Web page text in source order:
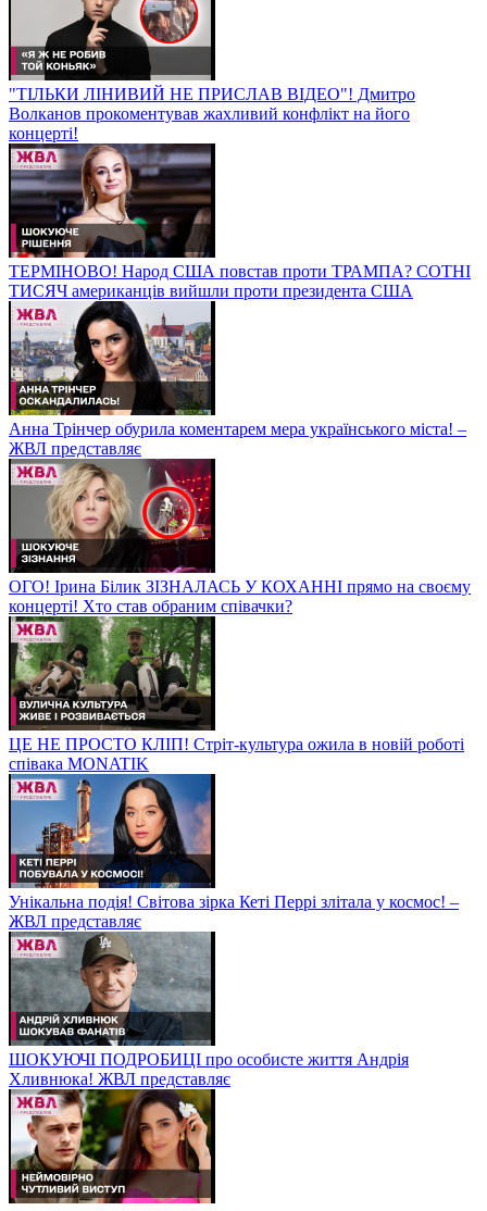
"ТІЛЬКИ ЛІНИВИЙ НЕ ПРИСЛАВ ВІДЕО"! Дмитро
Волканов прокоментував жахливий конфлікт на його
концерті!
ТЕРМІНОВО! Народ США повстав проти ТРАМПА? СОТНІ
ТИСЯЧ американців вийшли проти президента США
Анна Трінчер обурила коментарем мера українського міста! –
ЖВЛ представляє
ОГО! Ірина Білик ЗІЗНАЛАСЬ У КОХАННІ прямо на своєму
концерті! Хто став обраним співачки?
ЦЕ НЕ ПРОСТО КЛІП! Стріт-культура ожила в новій роботі
співака MONATIK
Унікальна подія! Світова зірка Кеті Перрі злітала у космос! –
ЖВЛ представляє
ШОКУЮЧІ ПОДРОБИЦІ про особисте життя Андрія
Хливнюка! ЖВЛ представляє